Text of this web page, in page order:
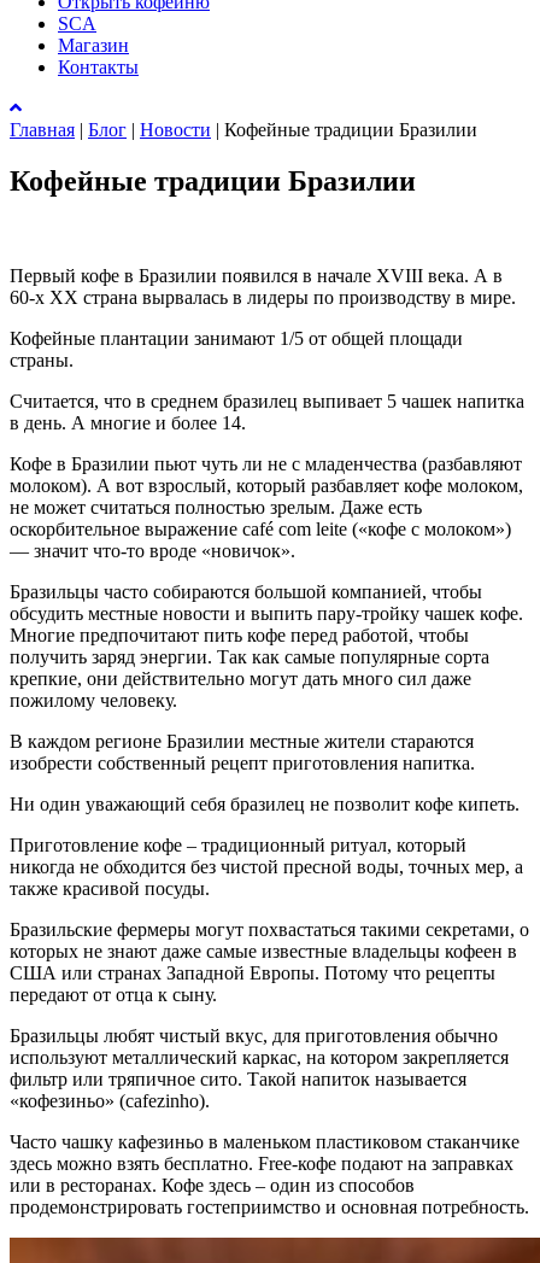
SCA
Магазин
Контакты
Главная | Блог | Новости | Кофейные традиции Бразилии
Кофейные традиции Бразилии
Первый кофе в Бразилии появился в начале XVIII века. А в
60-х ХХ страна вырвалась в лидеры по производству в мире.
Кофейные плантации занимают 1/5 от общей площади
страны.
Считается, что в среднем бразилец выпивает 5 чашек напитка
в день. А многие и более 14.
Кофе в Бразилии пьют чуть ли не с младенчества (разбавляют
молоком). А вот взрослый, который разбавляет кофе молоком,
не может считаться полностью зрелым. Даже есть
оскорбительное выражение café com leite («кофе с молоком»)
— значит что-то вроде «новичок».
Бразильцы часто собираются большой компанией, чтобы
обсудить местные новости и выпить пару-тройку чашек кофе.
Многие предпочитают пить кофе перед работой, чтобы
получить заряд энергии. Так как самые популярные сорта
крепкие, они действительно могут дать много сил даже
пожилому человеку.
В каждом регионе Бразилии местные жители стараются
изобрести собственный рецепт приготовления напитка.
Ни один уважающий себя бразилец не позволит кофе кипеть.
Приготовление кофе – традиционный ритуал, который
никогда не обходится без чистой пресной воды, точных мер, а
также красивой посуды.
Бразильские фермеры могут похвастаться такими секретами, о
которых не знают даже самые известные владельцы кофеен в
США или странах Западной Европы. Потому что рецепты
передают от отца к сыну.
Бразильцы любят чистый вкус, для приготовления обычно
используют металлический каркас, на котором закрепляется
фильтр или тряпичное сито. Такой напиток называется
«кофезиньо» (cafezinho).
Часто чашку кафезиньо в маленьком пластиковом стаканчике
здесь можно взять бесплатно. Free-кофе подают на заправках
или в ресторанах. Кофе здесь – один из способов
продемонстрировать гостеприимство и основная потребность.